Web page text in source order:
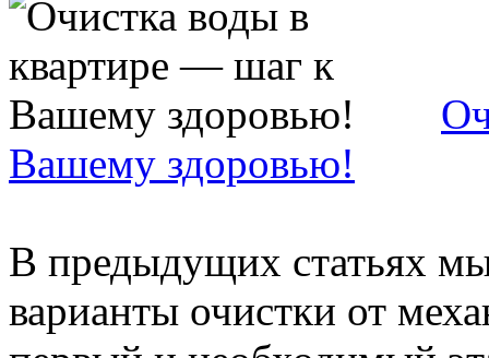
Вашему здоровью!
В предыдущих статьях
варианты очистки от